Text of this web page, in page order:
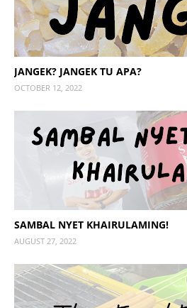
JANGEK? JANGEK TU APA?
OCTOBER 12, 2022
SAMBAL NYET KHAIRULAMING!
AUGUST 27, 2022